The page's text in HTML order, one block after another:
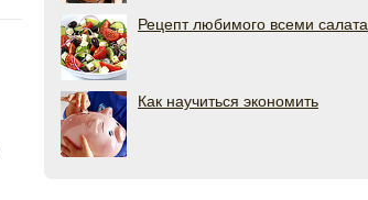
Рецепт любимого всеми салата
Как научиться экономить